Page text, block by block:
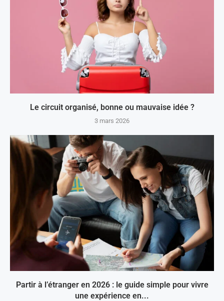
Le circuit organisé, bonne ou mauvaise idée ?
3 mars 2026
Partir à l’étranger en 2026 : le guide simple pour vivre
une expérience en...